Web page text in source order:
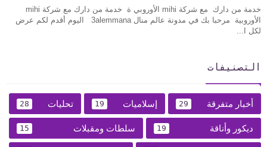
خدمة من دارك مع شركة mihi الأوروبي ة خدمة من دارك مع شركة mihi
الأوروبية مرحبا بك في مدونة عالم منال 3alemmana اليوم أقدم لكم عرض
لكل ا...
التصنيفات
أخبار متفرقة 29 إسلاميات 19 تحليات 28
ديكور وأناقة 19 سلطات ومقبلات 15